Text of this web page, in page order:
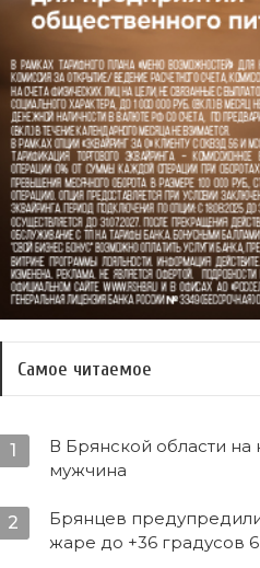
Самое читаемое
1
В Брянской области на
мужчина
2
Брянцев
жаре до +36 градусов 6